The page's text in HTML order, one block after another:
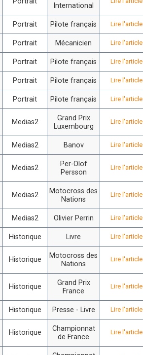
International
Portrait Pilote français Lire l'article
Portrait Mécanicien Lire l'article
Portrait Pilote français Lire l'article
Portrait Pilote français Lire l'article
Portrait Pilote français Lire l'article
Medias2
Grand Prix
Luxembourg
Lire l'article
Medias2 Banov Lire l'article
Medias2
Per-Olof
Persson
Lire l'article
Medias2
Motocross des
Nations
Lire l'article
Medias2 Olivier Perrin Lire l'article
Historique Livre Lire l'article
Historique
Motocross des
Nations
Lire l'article
Historique
Grand Prix
France
Lire l'article
Historique Presse - Livre Lire l'article
Historique
Championnat
de France
Lire l'article